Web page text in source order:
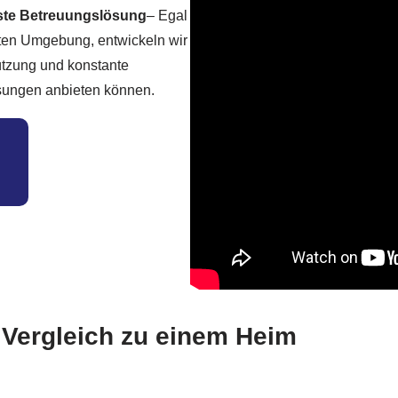
Betreuungslösung– Egal
Umgebung, entwickeln wir
und konstante
anbieten können.
zu einem Heim